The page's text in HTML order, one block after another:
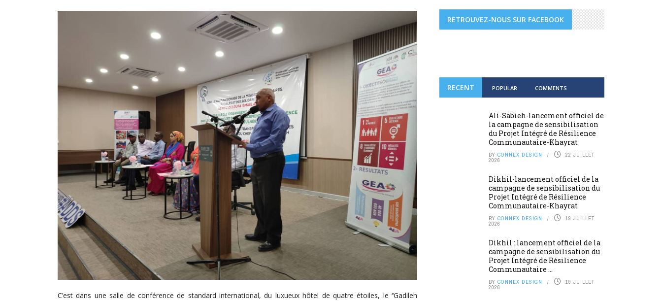
C’est dans une salle de conférence de standard international, du luxueux hôtel de quatre étoiles, le ‘‘Gadileh
RETROUVEZ-NOUS SUR FACEBOOK
RECENT POPULAR COMMENTS
Ali-Sabieh-lancement officiel de
la campagne de sensibilisation
du Projet Intégré de Résilience
Communautaire-Khayrat
BY CONNEX DESIGN 22 JUILLET
2026
Dikhil-lancement officiel de la
campagne de sensibilisation du
Projet Intégré de Résilience
Communautaire-Khayrat
BY CONNEX DESIGN 19 JUILLET
2026
Dikhil : lancement officiel de la
campagne de sensibilisation du
Projet Intégré de Résilience
Communautaire ...
BY CONNEX DESIGN 19 JUILLET
2026